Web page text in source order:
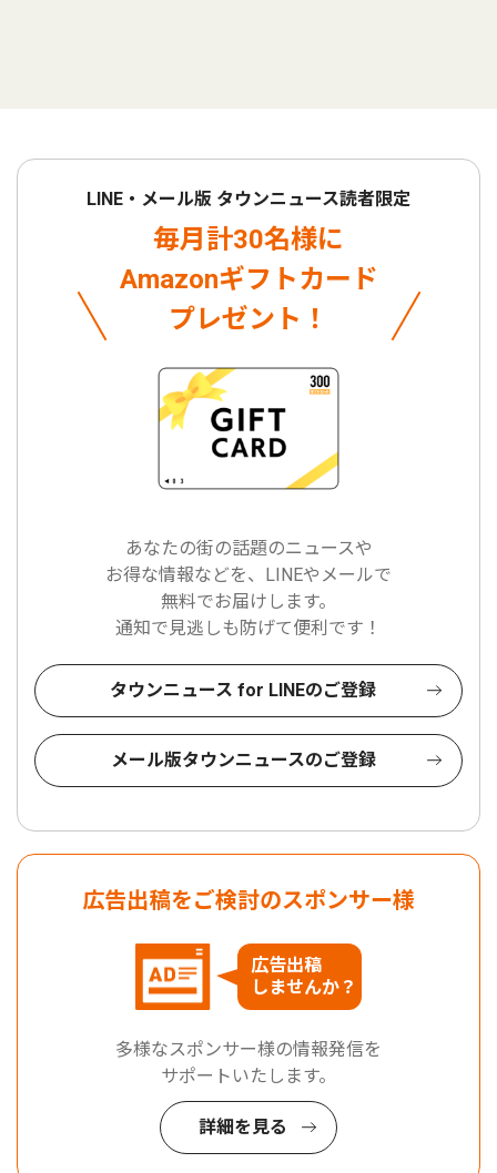
LINE・メール版 タウンニュース読者限定
毎月計30名様に
Amazonギフトカード
プレゼント！
あなたの街の話題のニュースや
お得な情報などを、LINEやメールで
無料でお届けします。
通知で見逃しも防げて便利です！
タウンニュース for LINEのご登録
メール版タウンニュースのご登録
広告出稿をご検討のスポンサー様
広告出稿
しませんか？
多様なスポンサー様の情報発信を
サポートいたします。
詳細を見る